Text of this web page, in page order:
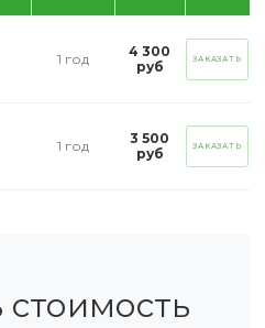
1 год
4 300
руб
ЗАКАЗАТЬ
1 год
3 500
руб
ЗАКАЗАТЬ
стоимость